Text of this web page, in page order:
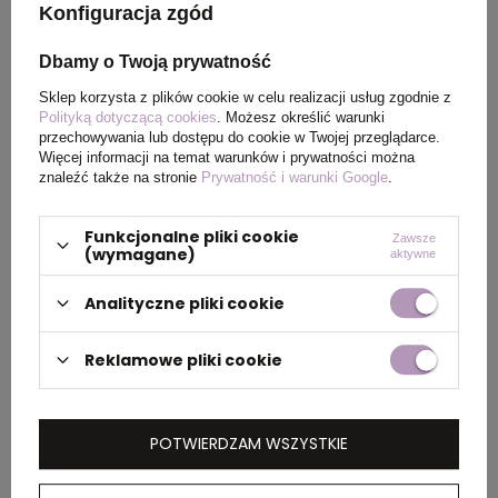
Rozmiar
PAKOWANIE
Ilość szt. w
wewnętrznym
5
Wymiary
kartonu
60 x 40 x 30 cm
Koszulka damska, regularny krój, okrągły
Konfiguracja zgód
Dbamy o Twoją prywatność
Sklep korzysta z plików cookie w celu realizacji usług zgodnie z
Polityką dotyczącą cookies . Możesz określić warunki
przechowywania lub dostępu do cookie w Twojej przeglądarce.
Więcej informacji na temat warunków i prywatności można
znaleźć także na stronie Prywatność i warunki Google
Funkcjonalne pliki cookie
(wymagane)
Zawsze
aktywne
Analityczne pliki cookie
Reklamowe pliki cookie
POTWIERDZAM WSZYSTKIE